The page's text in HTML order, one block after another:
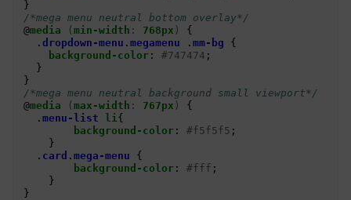
}
/*mega menu neutral bottom overlay*/
@media ( min-width : 768px )
{
. dropdown-menu . megamenu . mm-bg
{
background-color: #747474 ;
}
}
/*mega menu neutral background small viewport*/
@media ( max-width : 767px )
{
. menu-list li {
background-color: #f5f5f5 ;
}
. card . mega-menu
{
background-color: #fff ;
}
}